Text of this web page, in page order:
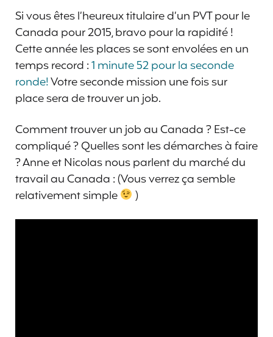
Si vous êtes l’heureux titulaire d’un PVT pour le
Canada pour 2015, bravo pour la rapidité !
Cette année les places se sont envolées en un
temps record :1 minute 52 pour la seconde
ronde!Votre seconde mission une fois sur
place sera de trouver un job.
Comment trouver un job au Canada ? Est-ce
compliqué ? Quelles sont les démarches à faire
? Anne et Nicolas nous parlent du marché du
travail au Canada : (Vous verrez ça semble
relativement simple
)